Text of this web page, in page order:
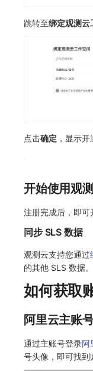
跳转至绑定观测云
点击确定 ，显示开
开始使用观
注册完成后，即可
同步 SLS 数据
观测云支持您通过
的其他 SLS 数据。
如何获取
阿里云主账
通过主账号登录阿
号头像，即可找到